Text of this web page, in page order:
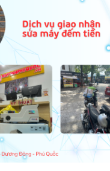
💵
Quốc
Máy đếm
hưởng trực
sửa